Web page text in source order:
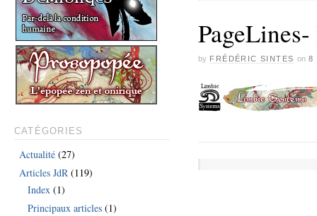
by FRÉDÉRIC SINTES on 8
CATÉGORIES
Actualité (27)
Articles JdR (119)
Index (1)
Principaux articles (1)